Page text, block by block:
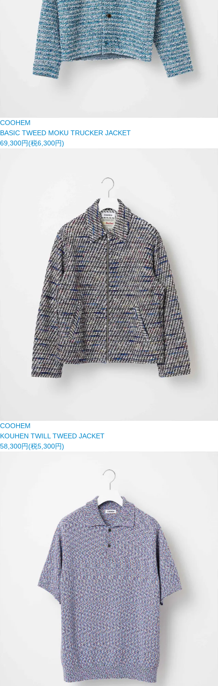
COOHEM
BASIC TWEED MOKU TRUCKER JACKET
69,300円(税6,300円)
COOHEM
KOUHEN TWILL TWEED JACKET
58,300円(税5,300円)